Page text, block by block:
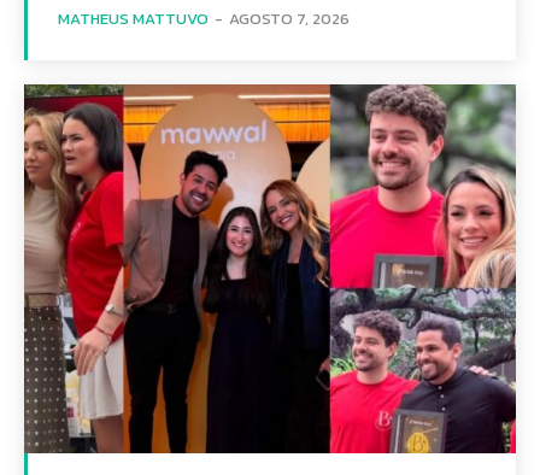
MATHEUS MATTUVO - AGOSTO 7, 2026